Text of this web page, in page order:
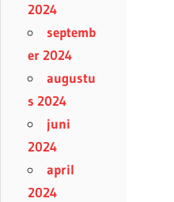
2024
septemb
er 2024
augustu
s 2024
juni
2024
april
2024